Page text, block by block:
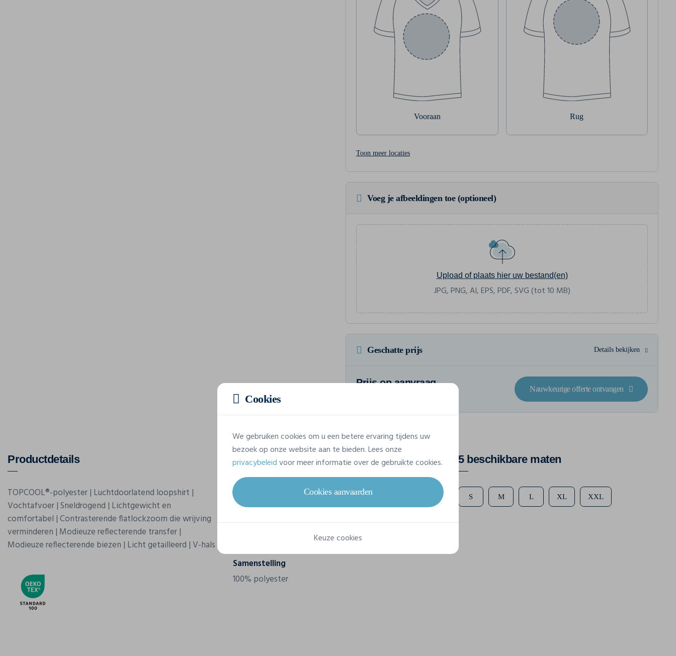
Vooraan Rug
Toon meer locaties
Voeg je afbeeldingen toe (optioneel)
Upload of plaats hier uw bestand(en)
JPG, PNG, AI, EPS, PDF, SVG (tot 10 MB)
Geschatte prijs Details bekijken
Prijs op aanvraag
Nauwkeurige offerte ontvangen
Productdetails
TOPCOOL®-polyester | Luchtdoorlatend loopshirt |
Vochtafvoer | Sneldrogend | Lichtgewicht en
comfortabel | Contrasterende flatlockzoom die wrijving
verminderen | Modieuze reflecterende transfer |
Modieuze reflecterende biezen | Licht getailleerd | V-hals
Eigenschappen
Merk
James & Nicholson
Samenstelling
100% polyester
5 beschikbare maten
S M L XL XXL
Cookies
We gebruiken cookies om u een betere ervaring tijdens uw
bezoek op onze website aan te bieden. Lees onze
privacybeleidvoor meer informatie over de gebruikte cookies.
Cookies aanvaarden
Keuze cookies